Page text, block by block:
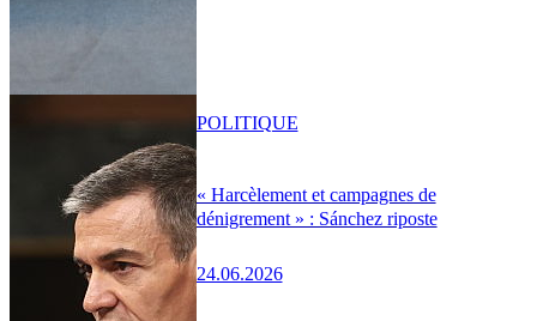
« Harcèlement et campagnes de
dénigrement » : Sánchez riposte
24.06.2026
POLITIQUE